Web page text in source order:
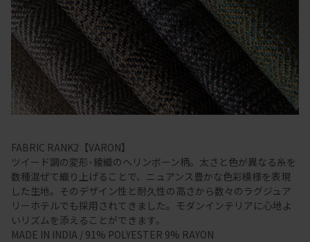
FABRIC RANK2【VARON】
ツイード調の変形･綾織のヘリンボーン柄。太さと色が異なる糸を
数種混ぜて織り上げることで、ニュアンス豊かな色彩模様を表現
した生地。そのデザイン性と耐久性の高さから数々のラグジュア
リーホテルでも採用されてきました。モダンインテリアに心地よ
いリズムを添えることができます。
MADE IN INDIA / 91% POLYESTER 9% RAYON